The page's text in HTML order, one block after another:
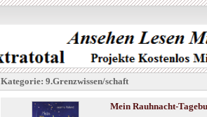
Kategorie: 9.Grenzwissen/schaft
Mein Rauhnacht-